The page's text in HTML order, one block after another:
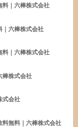
料｜六棒株式会社
｜六棒株式会社
料｜六棒株式会社
棒株式会社
式会社
料無料｜六棒株式会社